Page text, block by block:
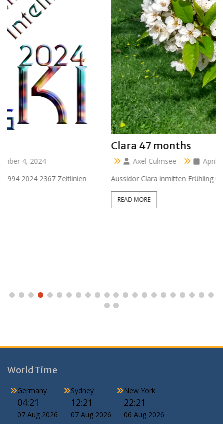
Axel Culmsee
April 13, 2024
Aussidor Clara inmitten Frühling unter Obstbaumblüte
World Time
Germany
04:21
07 Aug 2026
Sydney
12:21
07 Aug 2026
New York
22:21
06 Aug 2026